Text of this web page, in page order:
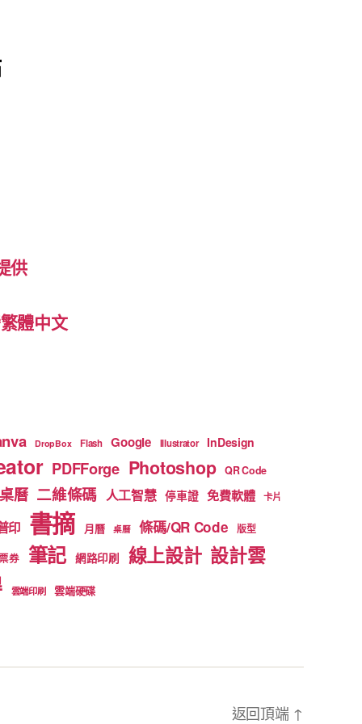
供
體中文
DropBox Flash Google Illustrator InDesign
PDFForge Photoshop QR Code
曆 二維條碼 人工智慧 停車證 免費軟體 卡片
印 書摘 月曆 桌曆 條碼/QR Code 版型
券 筆記 網路印刷 線上設計 設計雲
雲端印刷 雲端硬碟
返回頂端 ↑